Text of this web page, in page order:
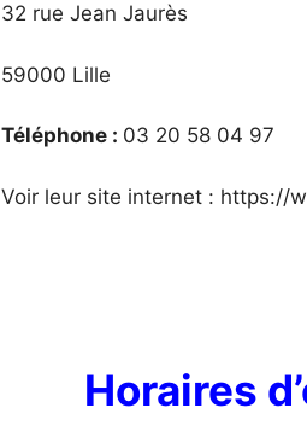
32 rue Jean Jaurès
59000 Lille
Téléphone : 03 20 58 04 97
Voir leur site internet : https://
Horaires